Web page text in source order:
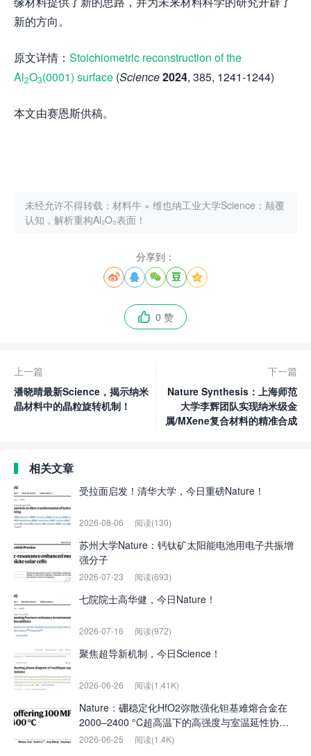
新的方向。
原文详情： Stoichiometric reconstruction of the
Al2O3(0001) surface (Science2024, 385, 1241-1244)
本文由赛恩斯供稿。
未经允许不得转载： 材料牛 » 维也纳工业大学Science：颠覆
认知，解析重构Al₂O₃表面！
分享到：
    
 0 赞
上一篇
潘晓晴最新Science，揭示纳米
晶材料中的晶粒旋转机制！
下一篇
Nature Synthesis：上海师范
大学李辉团队实现纳米级金
属/MXene复合材料的精准合成
相关文章
受拉面启发！清华大学，今日重磅Nature！
2026-08-06 阅读(130)
苏州大学Nature：钙钛矿太阳能电池用电子共振增
强分子
2026-07-23 阅读(693)
七院院士高华健，今日Nature！
2026-07-16 阅读(972)
聚焦超导新机制，今日Science！
2026-06-26 阅读(1.41K)
Nature：硼稳定化HfO2弥散强化钽基难熔合金在
2000–2400 °C超高温下的高强度与室温延性协同
实现
2026-06-25 阅读(1.4K)